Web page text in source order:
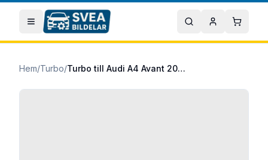
Hoppa till huvudinnehåll
Öppna meny Sök Mitt konto
Hem/Turbo/ Turbo till Audi A4 Avant 2020/09-2025/12 40 TDI Mildhybrid